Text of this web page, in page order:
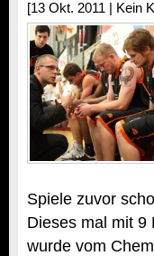
[13 Okt. 2011 | Kein
Spiele zuvor
Dieses mal mit 9
wurde vom